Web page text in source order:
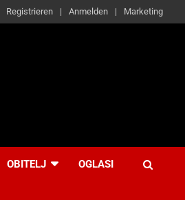
Registrieren Anmelden Marketing
OBITELJ OGLASI